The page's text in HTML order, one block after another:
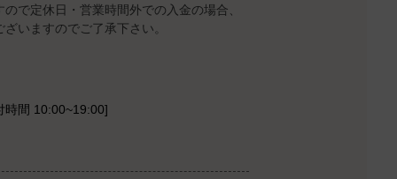
で定休日・営業時間外での入金の場合、
いますのでご了承下さい。
時間 10:00~19:00]